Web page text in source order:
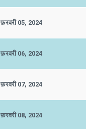
फ़रवरी 05, 2024
फ़रवरी 06, 2024
फ़रवरी 07, 2024
फ़रवरी 08, 2024